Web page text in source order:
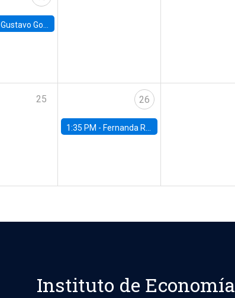
Gustavo González, Banco Central de Chile
25 26
1:35 PM - Fernanda Rojas Ampuero, University of Wisconsin-Madison
Instituto de Economía